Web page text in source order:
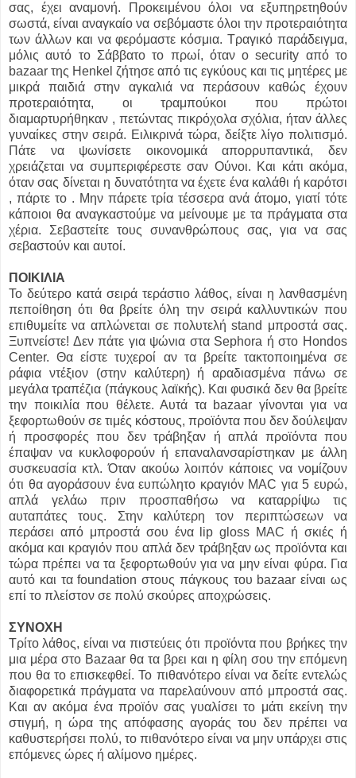
σας, έχει αναμονή. Προκειμένου όλοι να εξυπηρετηθούν
σωστά, είναι αναγκαίο να σεβόμαστε όλοι την προτεραιότητα
των άλλων και να φερόμαστε κόσμια. Τραγικό παράδειγμα,
μόλις αυτό το Σάββατο το πρωί, όταν ο security από το
bazaar της Henkel ζήτησε από τις εγκύους και τις μητέρες με
μικρά παιδιά στην αγκαλιά να περάσουν καθώς έχουν
προτεραιότητα, οι τραμπούκοι που πρώτοι
διαμαρτυρήθηκαν , πετώντας πικρόχολα σχόλια, ήταν άλλες
γυναίκες στην σειρά. Ειλικρινά τώρα, δείξτε λίγο πολιτισμό.
Πάτε να ψωνίσετε οικονομικά απορρυπαντικά, δεν
χρειάζεται να συμπεριφέρεστε σαν Ούνοι. Και κάτι ακόμα,
όταν σας δίνεται η δυνατότητα να έχετε ένα καλάθι ή καρότσι
, πάρτε το . Μην πάρετε τρία τέσσερα ανά άτομο, γιατί τότε
κάποιοι θα αναγκαστούμε να μείνουμε με τα πράγματα στα
χέρια. Σεβαστείτε τους συνανθρώπους σας, για να σας
σεβαστούν και αυτοί.
ΠΟΙΚΙΛΙΑ
Το δεύτερο κατά σειρά τεράστιο λάθος, είναι η λανθασμένη
πεποίθηση ότι θα βρείτε όλη την σειρά καλλυντικών που
επιθυμείτε να απλώνεται σε πολυτελή stand μπροστά σας.
Ξυπνείστε! Δεν πάτε για ψώνια στα Sephora ή στο Hondos
Center. Θα είστε τυχεροί αν τα βρείτε τακτοποιημένα σε
ράφια ντέξιον (στην καλύτερη) ή αραδιασμένα πάνω σε
μεγάλα τραπέζια (πάγκους λαϊκής). Και φυσικά δεν θα βρείτε
την ποικιλία που θέλετε. Αυτά τα bazaar γίνονται για να
ξεφορτωθούν σε τιμές κόστους, προϊόντα που δεν δούλεψαν
ή προσφορές που δεν τράβηξαν ή απλά προϊόντα που
έπαψαν να κυκλοφορούν ή επαναλανσαρίστηκαν με άλλη
συσκευασία κτλ. Όταν ακούω λοιπόν κάποιες να νομίζουν
ότι θα αγοράσουν ένα ευπώλητο κραγιόν MAC για 5 ευρώ,
απλά γελάω πριν προσπαθήσω να καταρρίψω τις
αυταπάτες τους. Στην καλύτερη τον περιπτώσεων να
περάσει από μπροστά σου ένα lip gloss MAC ή σκιές ή
ακόμα και κραγιόν που απλά δεν τράβηξαν ως προϊόντα και
τώρα πρέπει να τα ξεφορτωθούν για να μην είναι φύρα. Για
αυτό και τα foundation στους πάγκους του bazaar είναι ως
επί το πλείστον σε πολύ σκούρες αποχρώσεις.
ΣΥΝΟΧΗ
Τρίτο λάθος, είναι να πιστεύεις ότι προϊόντα που βρήκες την
μια μέρα στο Bazaar θα τα βρει και η φίλη σου την επόμενη
που θα το επισκεφθεί. Το πιθανότερο είναι να δείτε εντελώς
διαφορετικά πράγματα να παρελαύνουν από μπροστά σας.
Και αν ακόμα ένα προϊόν σας γυαλίσει το μάτι εκείνη την
στιγμή, η ώρα της απόφασης αγοράς του δεν πρέπει να
καθυστερήσει πολύ, το πιθανότερο είναι να μην υπάρχει στις
επόμενες ώρες ή αλίμονο ημέρες.